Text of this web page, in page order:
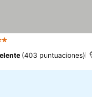
(403 puntuaciones)